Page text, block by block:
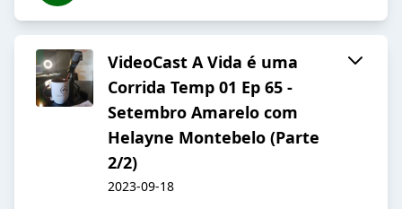
VideoCast A Vida é uma
Corrida Temp 01 Ep 65 -
Setembro Amarelo com
Helayne Montebelo (Parte
2/2)
2023-09-18